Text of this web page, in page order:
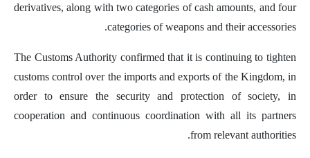
derivatives, along with two categories of cash amounts, and four
categories of weapons and their accessories.
The Customs Authority confirmed that it is continuing to tighten
customs control over the imports and exports of the Kingdom, in
order to ensure the security and protection of society, in
cooperation and continuous coordination with all its partners
from relevant authorities.